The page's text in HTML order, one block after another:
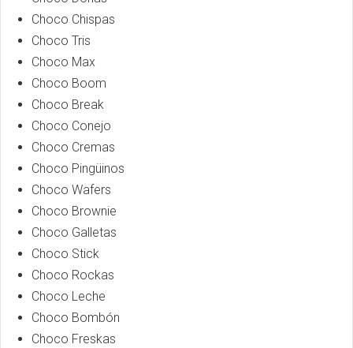
Choco Chispas
Choco Tris
Choco Max
Choco Boom
Choco Break
Choco Conejo
Choco Cremas
Choco Pingüinos
Choco Wafers
Choco Brownie
Choco Galletas
Choco Stick
Choco Rockas
Choco Leche
Choco Bombón
Choco Freskas